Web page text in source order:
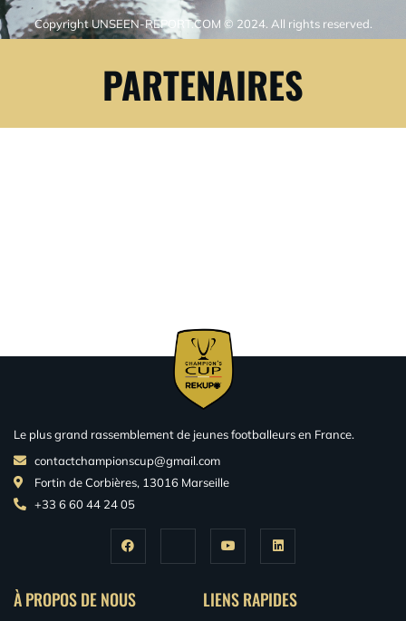
Copyright UNSEEN-REPORT.COM © 2024. All rights reserved.
PARTENAIRES
Le plus grand rassemblement de jeunes footballeurs en France.
contactchampionscup@gmail.com
Fortin de Corbières, 13016 Marseille
+33 6 60 44 24 05
À PROPOS DE NOUS LIENS RAPIDES